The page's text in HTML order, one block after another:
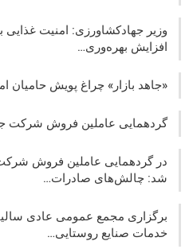
وزیر جهادکشاورزی: امنیت غذایی
افزایش بهره‌وری…
«جاهد بازار» چراغ پویش حامیان
گردهمایی عاملین فروش شرکت
در گردهمایی عاملین فروش
شد: چالش‌های صادرات…
برگزاری مجمع عمومی عادی
خدمات صنایع روستایی…